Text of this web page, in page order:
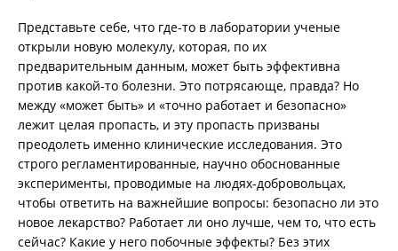
Представьте себе, что где-то в лаборатории ученые
открыли новую молекулу, которая, по их
предварительным данным, может быть эффективна
против какой-то болезни. Это потрясающе, правда? Но
между «может быть» и «точно работает и безопасно»
лежит целая пропасть, и эту пропасть призваны
преодолеть именно клинические исследования. Это
строго регламентированные, научно обоснованные
эксперименты, проводимые на людях-добровольцах,
чтобы ответить на важнейшие вопросы: безопасно ли это
новое лекарство? Работает ли оно лучше, чем то, что есть
сейчас? Какие у него побочные эффекты? Без этих